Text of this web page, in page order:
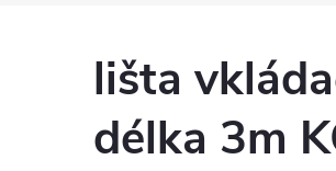
lišta
délka 3m